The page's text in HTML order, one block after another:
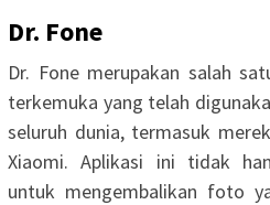
Dr. Fone
Dr. Fone merupakan salah
terkemuka yang telah
seluruh dunia, termasuk
Xiaomi. Aplikasi ini tidak
untuk mengembalikan foto